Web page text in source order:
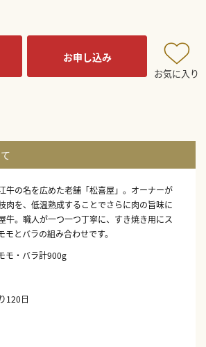
お申し込み
お気に入り
牛の名を広めた老舗「松喜屋」。オーナーが
肉を、低温熟成することでさらに肉の旨味に
牛。職人が一つ一つ丁寧に、すき焼き用にス
とバラの組み合わせです。
モ・バラ計900g
120日